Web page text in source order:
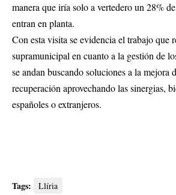
manera que iría solo a vertedero un 28%
entran en planta.
Con esta visita se evidencia el trabajo que
supramunicipal en cuanto a la gestión de
se andan buscando soluciones a la mejora
recuperación aprovechando las sinergias,
españoles o extranjeros.
Tags: Llíria